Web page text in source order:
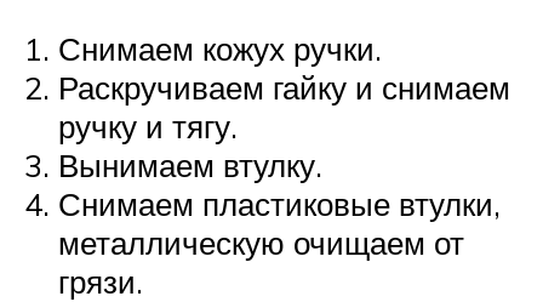
Снимаем кожух ручки.
Раскручиваем гайку и снимаем
ручку и тягу.
Вынимаем втулку.
Снимаем пластиковые втулки,
металлическую очищаем от
грязи.